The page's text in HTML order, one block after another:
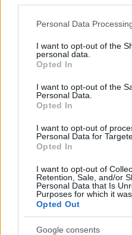
Please note that this
not limited to your visit or
grant or deny consent to
use your data for below
consent section.
Personal Data
I want to opt-out of the
personal data.
Opted In
I want to opt-out of the
Personal Data.
Opted In
I want to opt-out of
Personal Data for
Opted In
I want to opt-out of
Retention, Sale, and/or
Personal Data that Is
Purposes for which it
Opted Out
Google consents
aktivistái, akik nemváltó
rettegnünk, és valóban olyan
pszichoterapeutával, aki nem
Szexuáltudományi Társaság
KIRÖHÖGTÉK GULYÁS
KORMÁNYINFÓN,
PRIDE-RA
2021. július. 22. 14:44
MEGSZÓLALT AZ
MAGYAR POLITIKUS
KAPCSÁN
2021. július. 07. 17:03
Gyakorlatilag visszafelé